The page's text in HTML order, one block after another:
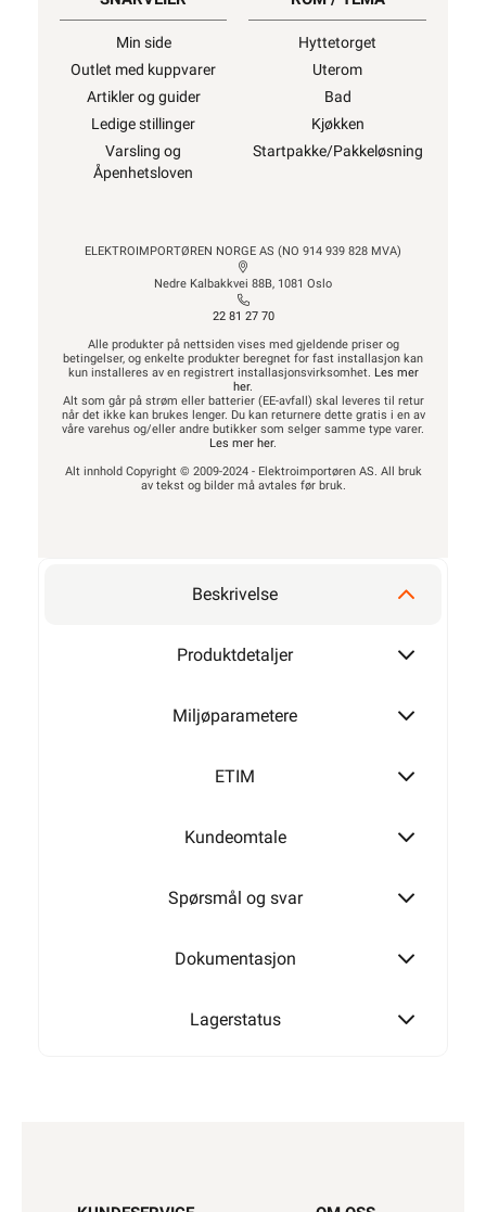
Min side
Outlet med kuppvarer
Artikler og guider
Ledige stillinger
Varsling og
Åpenhetsloven
Hyttetorget
Uterom
Bad
Kjøkken
Startpakke/Pakkeløsning
ELEKTROIMPORTØREN NORGE AS (NO 914 939 828 MVA)
Nedre Kalbakkvei 88B, 1081 Oslo
22 81 27 70
Alle produkter på nettsiden vises med gjeldende priser og
betingelser, og enkelte produkter beregnet for fast installasjon kan
kun installeres av en registrert installasjonsvirksomhet. Les mer
her.
Alt som går på strøm eller batterier (EE-avfall) skal leveres til retur
når det ikke kan brukes lenger. Du kan returnere dette gratis i en av
våre varehus og/eller andre butikker som selger samme type varer.
Les mer her.
Alt innhold Copyright © 2009-2024 - Elektroimportøren AS. All bruk
av tekst og bilder må avtales før bruk.
Beskrivelse
Produktdetaljer
Miljøparametere
ETIM
Kundeomtale
Spørsmål og svar
Dokumentasjon
Lagerstatus